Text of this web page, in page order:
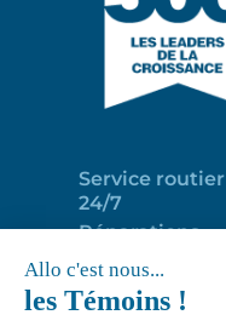
Service routier
24/7
Réparations
Programme
d’entretien
Déneigement